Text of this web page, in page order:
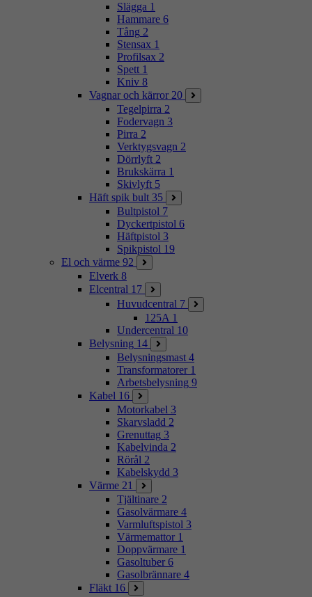
Slägga 1
Hammare 6
Tång 2
Stensax 1
Profilsax 2
Spett 1
Kniv 8
Vagnar och kärror 20
Tegelpirra 2
Fodervagn 3
Pirra 2
Verktygsvagn 2
Dörrlyft 2
Brukskärra 1
Skivlyft 5
Häft spik bult 35
Bultpistol 7
Dyckertpistol 6
Häftpistol 3
Spikpistol 19
El och värme 92
Elverk 8
Elcentral 17
Huvudcentral 7
125A 1
Undercentral 10
Belysning 14
Belysningsmast 4
Transformatorer 1
Arbetsbelysning 9
Kabel 16
Motorkabel 3
Skarvsladd 2
Grenuttag 3
Kabelvinda 2
Rörål 2
Kabelskydd 3
Värme 21
Tjältinare 2
Gasolvärmare 4
Varmluftspistol 3
Värmemattor 1
Doppvärmare 1
Gasoltuber 6
Gasolbrännare 4
Fläkt 16